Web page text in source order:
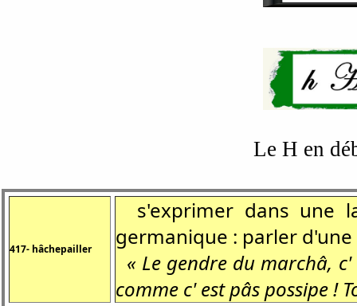
Le H en
417- hâchepailler
s'exprimer dans une
germanique : parler
« Le gendre du marchâ,
comme c' est pâs possipe !